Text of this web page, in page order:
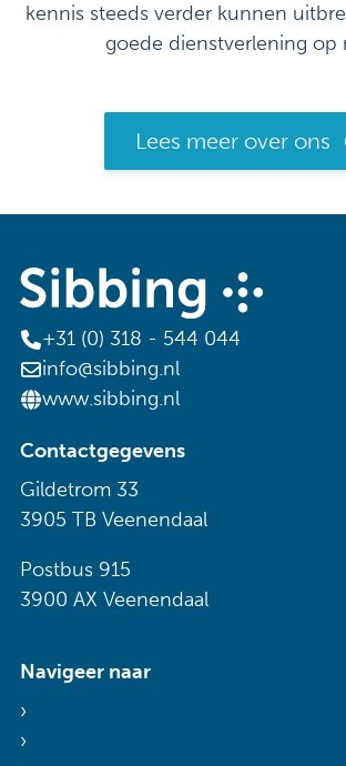
kennis steeds verder kunnen
goede dienstverlening op
Lees meer over ons
+31 (0) 318 - 544 044
info@sibbing.nl
www.sibbing.nl
Contactgegevens
Gildetrom 33
3905 TB Veenendaal
Postbus 915
3900 AX Veenendaal
Navigeer naar